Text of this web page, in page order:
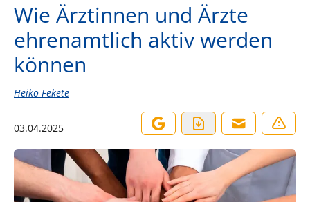
Wie Ärztinnen und Ärzte
ehrenamtlich aktiv werden
können
Heiko Fekete
03.04.2025